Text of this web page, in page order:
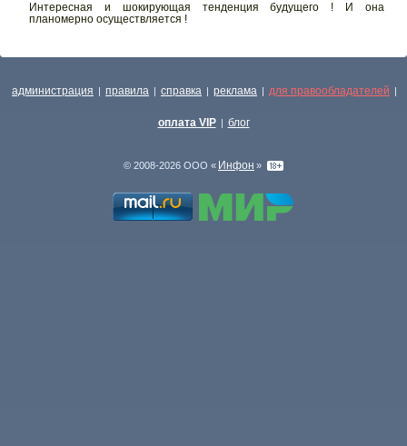
Интересная и шокирующая тенденция будущего ! И она
планомерно осуществляется !
администрация | правила | справка | реклама | для правообладателей |
оплата VIP | блог
© 2008-2026 ООО « Инфон »